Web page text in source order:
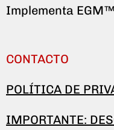
CONTACTO
POLÍTICA DE
IMPORTANTE:
Implementa EGM™